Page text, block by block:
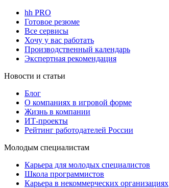
hh PRO
Готовое резюме
Все сервисы
Хочу у вас работать
Производственный календарь
Экспертная рекомендация
Новости и статьи
Блог
О компаниях в игровой форме
Жизнь в компании
ИТ-проекты
Рейтинг работодателей России
Молодым специалистам
Карьера для молодых специалистов
Школа программистов
Карьера в некоммерческих организациях